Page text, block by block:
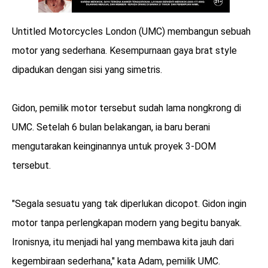
Untitled Motorcycles London (UMC) membangun sebuah
motor yang sederhana. Kesempurnaan gaya brat style
dipadukan dengan sisi yang simetris.
Gidon, pemilik motor tersebut sudah lama nongkrong di
UMC. Setelah 6 bulan belakangan, ia baru berani
mengutarakan keinginannya untuk proyek 3-DOM
tersebut.
"Segala sesuatu yang tak diperlukan dicopot. Gidon ingin
motor tanpa perlengkapan modern yang begitu banyak.
Ironisnya, itu menjadi hal yang membawa kita jauh dari
kegembiraan sederhana," kata Adam, pemilik UMC.